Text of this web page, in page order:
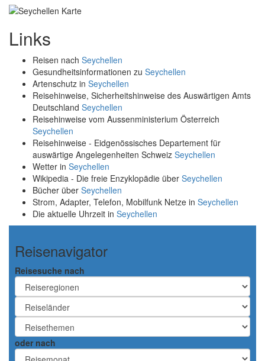
Links
Reisen nach Seychellen
Gesundheitsinformationen zu Seychellen
Artenschutz in Seychellen
Reisehinweise, Sicherheitshinweise des Auswärtigen Amts
Deutschland Seychellen
Reisehinweise vom Aussenministerium Österreich
Seychellen
Reisehinweise - Eidgenössisches Departement für
auswärtige Angelegenheiten Schweiz Seychellen
Wetter in Seychellen
Wikipedia - Die freie Enzyklopädie über Seychellen
Bücher über Seychellen
Strom, Adapter, Telefon, Mobilfunk Netze in Seychellen
Die aktuelle Uhrzeit in Seychellen
Reisenavigator
Reisesuche nach
oder nach